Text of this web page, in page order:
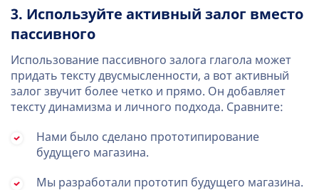
3. Используйте активный залог вместо
пассивного
Использование пассивного залога глагола может
придать тексту двусмысленности, а вот активный
залог звучит более четко и прямо. Он добавляет
тексту динамизма и личного подхода. Сравните:
Нами было сделано прототипирование
будущего магазина.
Мы разработали прототип будущего магазина.